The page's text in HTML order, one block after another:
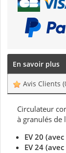
En savoir plus
Avis Clients
Circulateur
à granulés de
EV 20
EV 24